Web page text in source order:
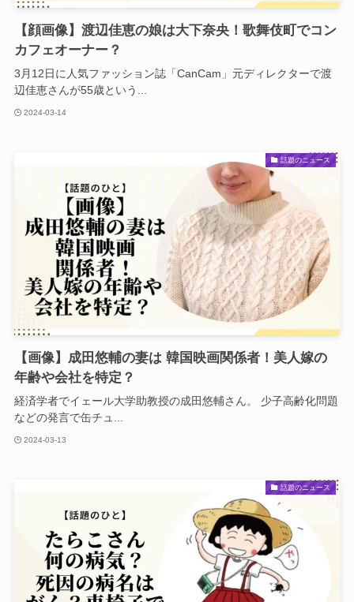
【顔画像】渡辺佳恵の娘は大下奈央！歌舞伎町でコン
カフェオーナー？
3月12日に人気ファッション誌「CanCam」元ディレクターで渡
辺佳恵さんが55歳という...
2024-03-14
話題のニュース
【画像】成田悠輔の妻は 韓国映画関係者！美人嫁の
年齢や会社を特定？
経済学者でイェール大学助教授の成田悠輔さん。 少子高齢化問題
などの発言で缶チュ...
2024-03-13
話題のニュース